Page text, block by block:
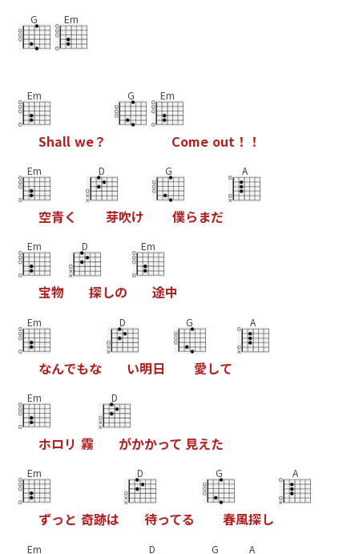
G Em
Em
Shall we？
G Em
Come out ！ ！
Em
空青く
D
芽吹け
G
僕ら まだ
A
Em
宝物
D
探しの
Em
途中
Em
なんでもな
D
い明日
G
愛して
A
Em
ホロリ 霧
D
がかかって 見えた
Em
ずっ と 奇跡は
D
待ってる
G
春風探し
A
Em D G A